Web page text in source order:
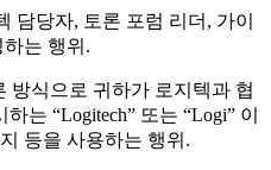
담당자, 토론 포럼 리더, 가이
는 행위.
방식으로 귀하가 로지텍과 협
는 “Logitech” 또는 “Logi” 이
등을 사용하는 행위.